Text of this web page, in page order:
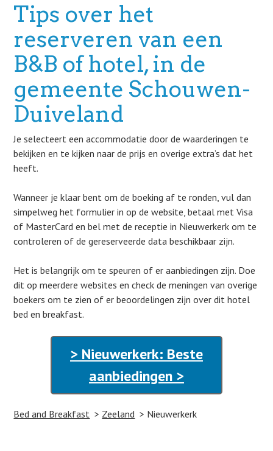
Tips over het
reserveren van een
B&B of hotel, in de
gemeente Schouwen-
Duiveland
Je selecteert een accommodatie door de waarderingen te
bekijken en te kijken naar de prijs en overige extra’s dat het
heeft.
Wanneer je klaar bent om de boeking af te ronden, vul dan
simpelweg het formulier in op de website, betaal met Visa
of MasterCard en bel met de receptie in Nieuwerkerk om te
controleren of de gereserveerde data beschikbaar zijn.
Het is belangrijk om te speuren of er aanbiedingen zijn. Doe
dit op meerdere websites en check de meningen van overige
boekers om te zien of er beoordelingen zijn over dit hotel
bed en breakfast.
> Nieuwerkerk: Beste
aanbiedingen >
Bed and Breakfast Zeeland Nieuwerkerk